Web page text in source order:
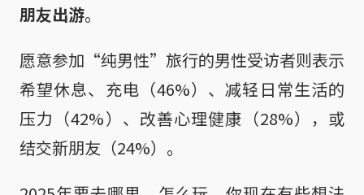
朋友出游。
愿意参加“纯男性”旅行的男性受访者则表示
希望休息、充电（46%）、减轻日常生活的
压力（42%）、改善心理健康（28%），或
结交新朋友（24%）。